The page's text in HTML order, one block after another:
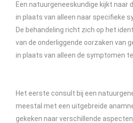
Een natuurgeneeskundige kijkt naar
in plaats van alleen naar specifieke
De behandeling richt zich op het
van de onderliggende oorzaken van
in plaats van alleen de symptomen
Het eerste consult bij een
meestal met een uitgebreide
gekeken naar verschillende